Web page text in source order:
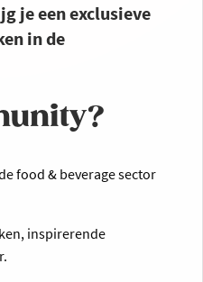
je een exclusieve
in de
food & beverage sector
inspirerende